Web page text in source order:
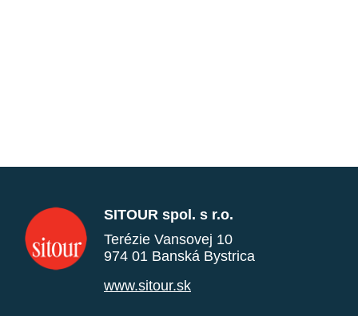
SITOUR spol. s r.o.
Terézie Vansovej 10
974 01 Banská Bystrica
www.sitour.sk